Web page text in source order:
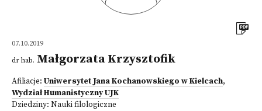
07.10.2019
dr hab. Małgorzata Krzysztofik
Afiliacje: Uniwersytet Jana Kochanowskiego w Kielcach,
Wydział Humanistyczny UJK
Dziedziny: Nauki filologiczne